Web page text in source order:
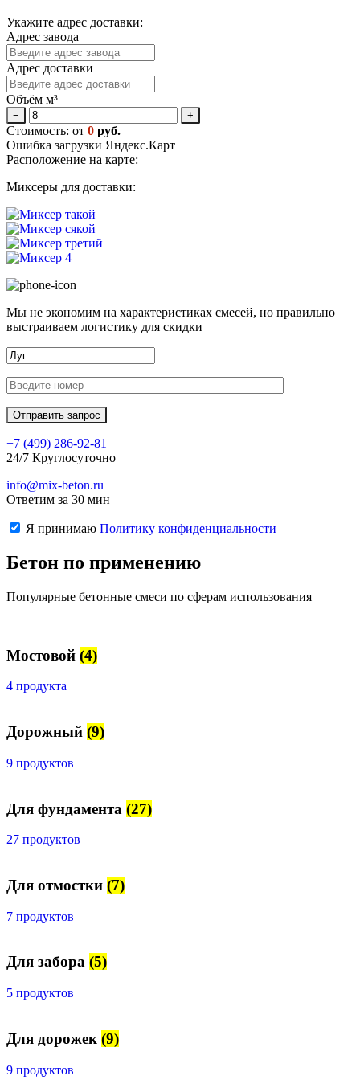
Укажите адрес доставки:
Адрес завода
Адрес доставки
Объём м³
− +
Стоимость: от 0 руб.
Ошибка загрузки Яндекс.Карт
Расположение на карте:
Миксеры для доставки:
Мы не экономим на характеристиках смесей, но правильно
выстраиваем логистику для скидки
+7 (499) 286-92-81
24/7 Круглосуточно
info@mix-beton.ru
Ответим за 30 мин
Я принимаю Политику конфиденциальности
Бетон по применению
Популярные бетонные смеси по сферам использования
Мостовой (4)
4 продукта
Дорожный (9)
9 продуктов
Для фундамента (27)
27 продуктов
Для отмостки (7)
7 продуктов
Для забора (5)
5 продуктов
Для дорожек (9)
9 продуктов